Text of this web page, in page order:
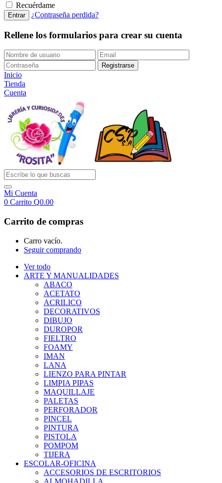
Recuérdame
¿Contraseña perdida?
Rellene los formularios para crear su cuenta
Inicio
Tienda
Cuenta
Mi Cuenta
0 Carrito Q0.00
Carrito de compras
Carro vacío.
Seguir comprando
Ver todo
ARTE Y MANUALIDADES
ABACO
ACETATO
ACRILICO
DECORATIVOS
DIBUJO
DUROPOR
FIELTRO
FOAMY
IMAN
LANA
LIENZO PARA PINTAR
LIMPIA PIPAS
MAQUILLAJE
PALETAS
PERFORADOR
PINCEL
PINTURA
PISTOLA
POMPOM
TIJERA
ESCOLAR-OFICINA
ACCESORIOS DE ESCRITORIOS
ALMOHADILLA